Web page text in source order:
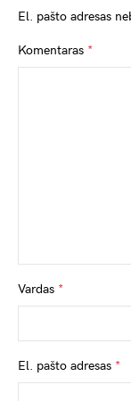
El. pašto adresas
Komentaras *
Vardas *
El. pašto adresas *